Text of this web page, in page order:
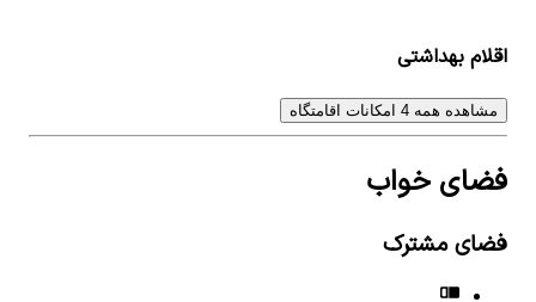
اقلام بهداشتی
مشاهده همه 4 امکانات اقامتگاه
فضای خواب
فضای مشترک